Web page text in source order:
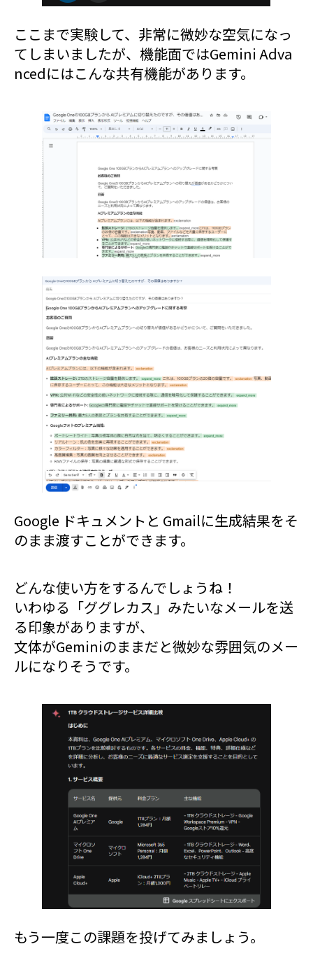
ここまで実験して、非常に微妙な空気になっ
てしまいましたが、機能面ではGemini Adva
ncedにはこんな共有機能があります。
Google ドキュメントと Gmailに生成結果をそ
のまま渡すことができます。
どんな使い方をするんでしょうね！
いわゆる「ググレカス」みたいなメールを送
る印象がありますが、
文体がGeminiのままだと微妙な雰囲気のメー
ルになりそうです。
もう一度この課題を投げてみましょう。